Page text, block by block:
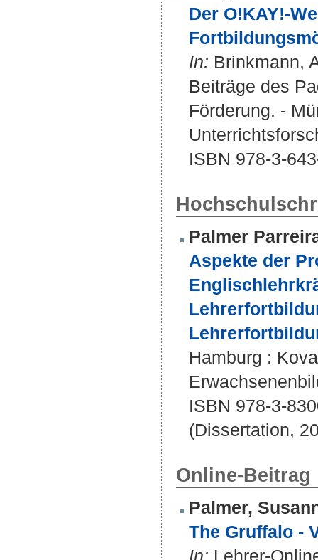
Der O!KAY!-
In: Brinkmann,
Beiträge des
Förderung. -
ISBN 978-3-
Palmer
Aspekte der
Hamburg :
ISBN 978-3-
(Dissertation,
Online-Beitrag
Palmer,
The Gruffalo -
In: Lehrer-